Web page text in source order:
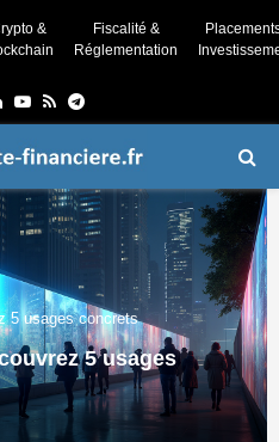
&
Fiscalité &
Réglementation
LinkedinYoutube
RssTelegram
5 usages concrets
5 usages